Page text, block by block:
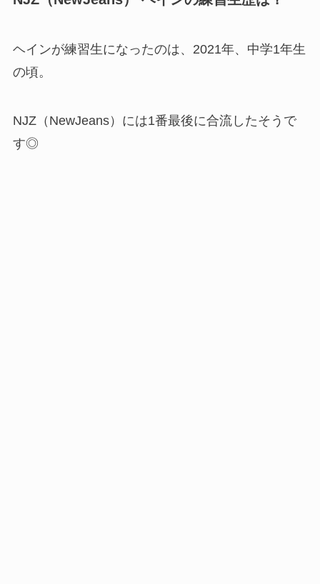
ヘインが練習生になったのは、2021年、中学1年生
の頃。
NJZ（NewJeans）には1番最後に合流したそうで
す◎